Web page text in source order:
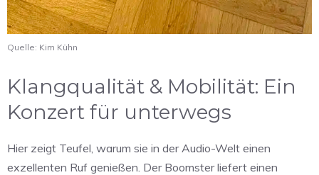
Quelle: Kim Kühn
Klangqualität & Mobilität: Ein
Konzert für unterwegs
Hier zeigt Teufel, warum sie in der Audio-Welt einen
exzellenten Ruf genießen. Der Boomster liefert einen